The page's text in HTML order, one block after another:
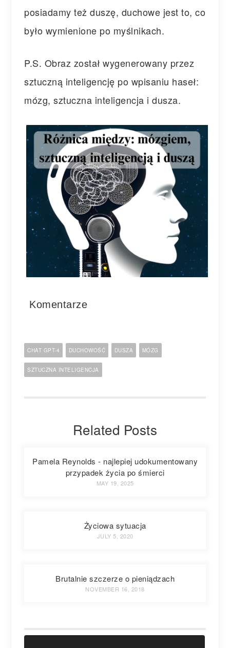
posiadamy też duszę, duchowe jest to, co
było wymienione po myślnikach.
P.S. Obraz został wygenerowany przez
sztuczną inteligencję po wpisaniu haseł:
mózg, sztuczna inteligencja i dusza.
Komentarze
CHAT GPT-4 DUCHOWOŚĆ DUSZA MÓZG
SZTUCZNA INTELIGENCJA
Related Posts
Pamela Reynolds - najlepiej udokumentowany
przypadek życia po śmierci
MAY 19, 2025
Życiowa sytuacja
JULY 5, 2020
Brutalnie szczerze o pieniądzach
NOVEMBER 16, 2018